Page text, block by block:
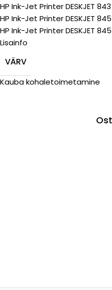
HP Ink-Jet Printer DESKJET
HP Ink-Jet Printer DESKJET
HP Ink-Jet Printer DESKJET
Lisainfo
VÄRV
Kauba kohaletoimetamine